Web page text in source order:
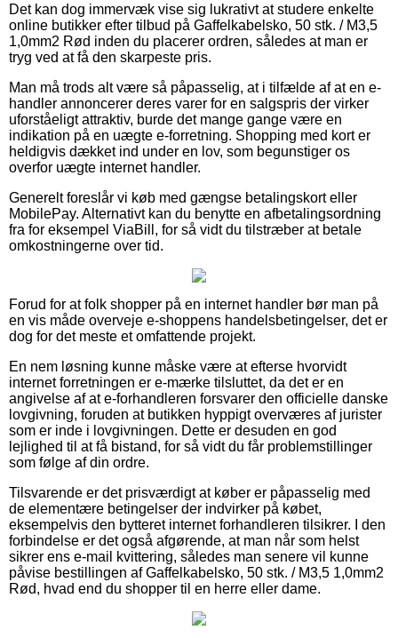
Det kan dog immervæk vise sig lukrativt at studere enkelte
online butikker efter tilbud på Gaffelkabelsko, 50 stk. / M3,5
1,0mm2 Rød inden du placerer ordren, således at man er
tryg ved at få den skarpeste pris.
Man må trods alt være så påpasselig, at i tilfælde af at en e-
handler annoncerer deres varer for en salgspris der virker
uforståeligt attraktiv, burde det mange gange være en
indikation på en uægte e-forretning. Shopping med kort er
heldigvis dækket ind under en lov, som begunstiger os
overfor uægte internet handler.
Generelt foreslår vi køb med gængse betalingskort eller
MobilePay. Alternativt kan du benytte en afbetalingsordning
fra for eksempel ViaBill, for så vidt du tilstræber at betale
omkostningerne over tid.
Forud for at folk shopper på en internet handler bør man på
en vis måde overveje e-shoppens handelsbetingelser, det er
dog for det meste et omfattende projekt.
En nem løsning kunne måske være at efterse hvorvidt
internet forretningen er e-mærke tilsluttet, da det er en
angivelse af at e-forhandleren forsvarer den officielle danske
lovgivning, foruden at butikken hyppigt overværes af jurister
som er inde i lovgivningen. Dette er desuden en god
lejlighed til at få bistand, for så vidt du får problemstillinger
som følge af din ordre.
Tilsvarende er det prisværdigt at køber er påpasselig med
de elementære betingelser der indvirker på købet,
eksempelvis den bytteret internet forhandleren tilsikrer. I den
forbindelse er det også afgørende, at man når som helst
sikrer ens e-mail kvittering, således man senere vil kunne
påvise bestillingen af Gaffelkabelsko, 50 stk. / M3,5 1,0mm2
Rød, hvad end du shopper til en herre eller dame.